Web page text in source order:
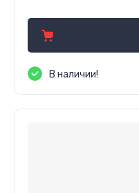
В наличии!